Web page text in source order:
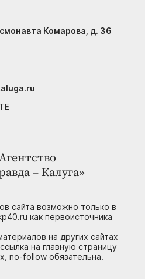
– Калуга»
сайта возможно только в
как первоисточника
на других сайтах
на главную страницу
no-follow обязательна.
Комарова, д. 36